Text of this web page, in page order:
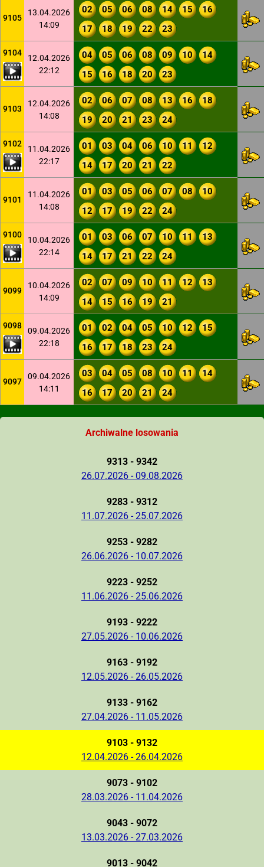
9105
13.04.2026
14:09
02 05 06 08 14 15
16
17
18 19 22 23
9104
12.04.2026
22:12
04 05 06 08 09 10
14
15
16 18 20 23
9103
12.04.2026
14:08
02 06 07 08 13 16
18
19
20 21 23 24
9102
11.04.2026
22:17
01 03 04 06 10 11
12
14
17 20 21 22
9101
11.04.2026
14:08
01 03 05 06 07 08
10
12
17 19 22 24
9100
10.04.2026
22:14
01 03 06 07 10 11
13
14
17 21 22 24
9099
10.04.2026
14:09
02 07 09 10 11 12
13
14
15 16 19 21
9098
09.04.2026
22:18
01 02 04 05 10 12
15
16
17 18 23 24
9097
09.04.2026
14:11
03 04 05 08 10 11
14
16
17 20 21 24
Archiwalne losowania
9313 - 9342
26.07.2026 - 09.08.2026
9283 - 9312
11.07.2026 - 25.07.2026
9253 - 9282
26.06.2026 - 10.07.2026
9223 - 9252
11.06.2026 - 25.06.2026
9193 - 9222
27.05.2026 - 10.06.2026
9163 - 9192
12.05.2026 - 26.05.2026
9133 - 9162
27.04.2026 - 11.05.2026
9103 - 9132
12.04.2026 - 26.04.2026
9073 - 9102
28.03.2026 - 11.04.2026
9043 - 9072
13.03.2026 - 27.03.2026
9013 - 9042